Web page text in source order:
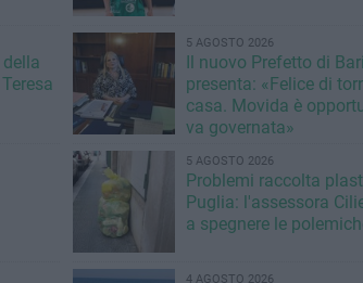
5 AGOSTO 2026
Il nuovo Prefetto di
presenta: «Felice di
casa. Movida è
va governata»
5 AGOSTO 2026
Problemi raccolta
Puglia: l'assessora
a spegnere le
4 AGOSTO 2026